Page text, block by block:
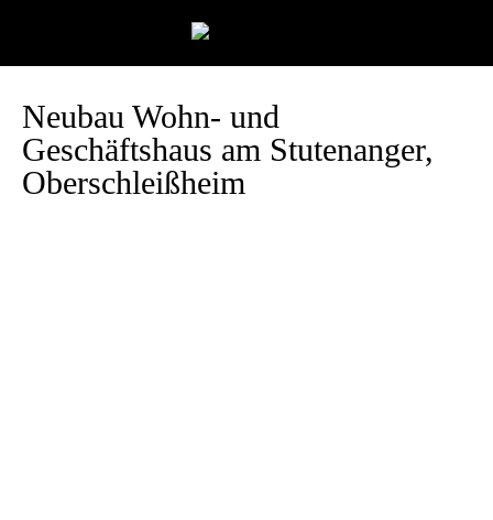
Neubau Wohn- und
Geschäftshaus am Stutenanger,
Oberschleißheim